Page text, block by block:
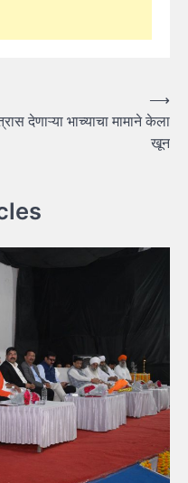
देणाऱ्या भाच्याचा मामाने केला
खून
⟶